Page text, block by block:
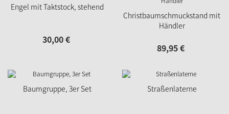
Engel mit Taktstock, stehend
30,00€
Christbaumschmuckstand mit
Händler
89,95€
Baumgruppe, 3er Set Straßenlaterne